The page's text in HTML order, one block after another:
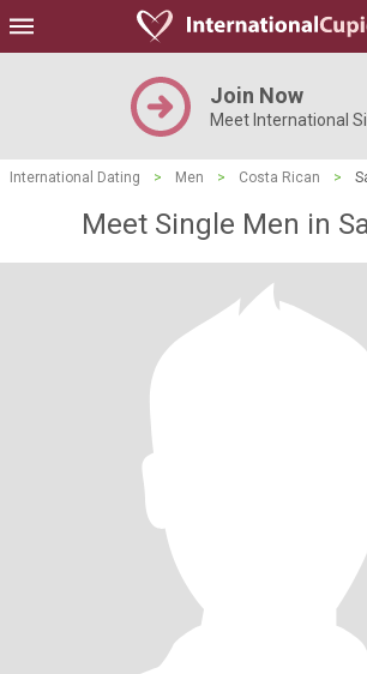
Join Now
Meet International
International Dating > Men > Costa Rican >
Meet Single Men in